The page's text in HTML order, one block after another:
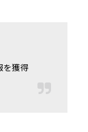
を獲得